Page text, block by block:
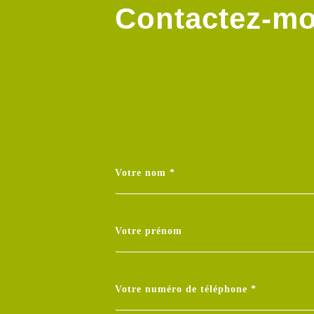
Contactez-
Votre nom *
Votre prénom
Votre numéro de téléphone *